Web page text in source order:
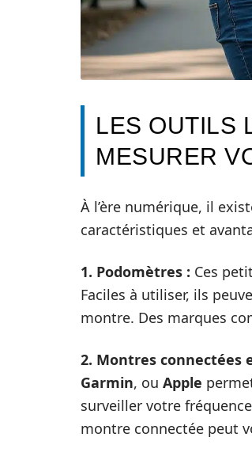
LES OUTILS
MESURER
À l’ère numérique, il
caractéristiques et
1. Podomètres : Ces
Faciles à utiliser, ils
montre. Des marques
2. Montres connectées
Garmin, ou Apple
surveiller votre
montre connectée peut